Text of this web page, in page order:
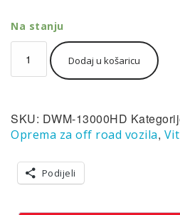
Na stanju
Dragon
Maverick
HD,
12V,
sa
sajlom,
Dodaj u košaricu
SKU: DWM-13000HD
Oprema za off road vozila,
Podijeli